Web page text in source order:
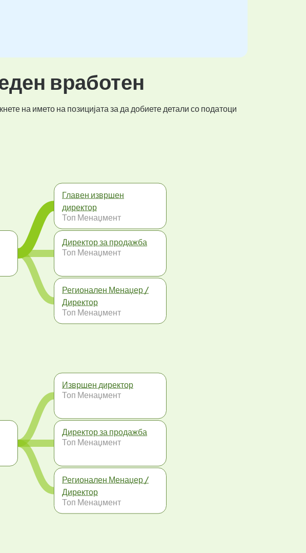
вработен
на името на позицијата за да добиете детали со податоци
Главен извршен
директор
Топ Менаџмент
Директор за продажба
Топ Менаџмент
Регионален Менаџер /
Директор
Топ Менаџмент
Извршен директор
Топ Менаџмент
Директор за продажба
Топ Менаџмент
Регионален Менаџер /
Директор
Топ Менаџмент